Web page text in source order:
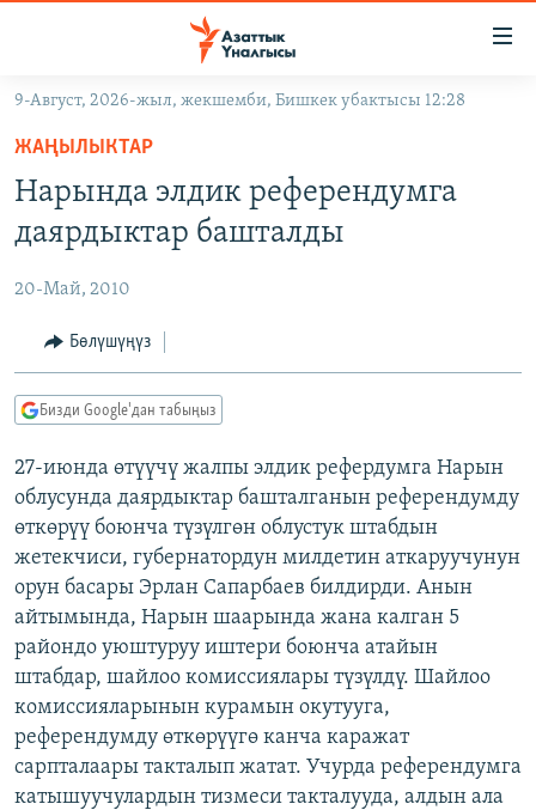
Навигацияга
өтүңүз
Издөөгө
салыңызКЫРГЫЗСТАН
ЭКОНОМИКА
МАДАНИЯТ
ДҮЙНӨ
БОРБОР АЗИЯ
УКРАИНА
АТАЙЫН ИЛИКТӨӨ
ТВ ПРОГРАММАЛАР
ЭКСПЕРТТЕР ТАЛДАЙТ
БИЗ ЖАНА ДҮЙНӨ
ДАНИСТЕ
ЭЖЕ-СИҢДИЛЕР
АЗАТТЫК+
ЫҢГАЙСЫЗ СУРООЛОР
ӨЗГӨЧӨ ПИКИР
Русский
ОНЛАЙН ШЕРИНЕ
ЭЕ/АРнун бардык сайттары
9-Август, 2026-жыл, жекшемби, Бишкек убактысы 12:28
ЖАҢЫЛЫКТАР
Нарында элдик референдумга
даярдыктар башталды
20-Май, 2010
Бөлүшүңүз
Бизди Google'дан табыңыз
27-июнда өтүүчү жалпы элдик рефердумга Нарын
облусунда даярдыктар башталганын референдумду
өткөрүү боюнча түзүлгөн облустук штабдын
жетекчиси, губернатордун милдетин аткаруучунун
орун басары Эрлан Сапарбаев билдирди. Анын
айтымында, Нарын шаарында жана калган 5
райондо уюштуруу иштери боюнча атайын
штабдар, шайлоо комиссиялары түзүлдү. Шайлоо
комиссияларынын курамын окутууга,
референдумду өткөрүүгө канча каражат
сарпталаары такталып жатат. Учурда референдумга
катышуучулардын тизмеси такталууда, алдын ала